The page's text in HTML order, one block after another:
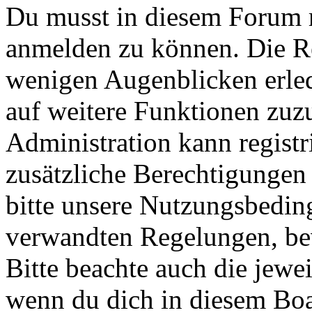
Du musst in diesem
anmelden zu können. Die
wenigen Augenblicken
auf weitere Funktionen
Administration kann
zusätzliche
bitte unsere
verwandten Regelungen,
Bitte beachte auch die
wenn du dich in diesem